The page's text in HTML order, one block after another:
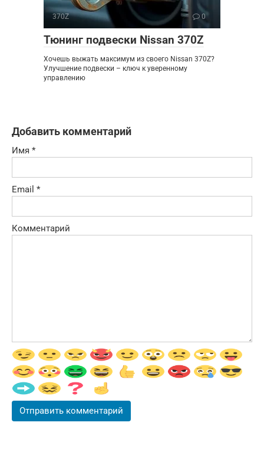
370Z 0
Тюнинг подвески Nissan 370Z
Хочешь выжать максимум из своего Nissan 370Z?
Улучшение подвески – ключ к уверенному
управлению
Добавить комментарий
Имя *
Email *
Комментарий